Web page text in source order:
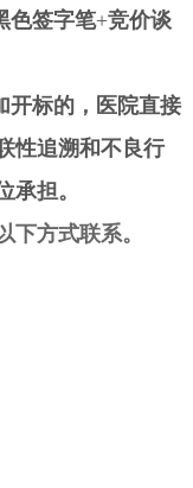
色签字笔+竞价谈
开标的，医院直接
性追溯和不良行
承担。
下方式联系。